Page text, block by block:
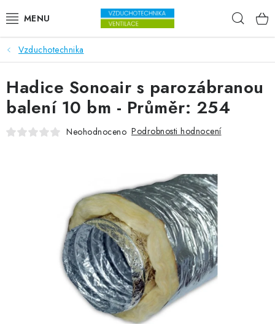
VENTILÁTORY
VZDUCHOTECHNIKA
REKUPERACE
ODVLHČOVAČE
ZVLHČOVAČE VZDUCHU PRŮMYSLOVÉ
NAHŘÍVACÍ POLŠTÁŘEK S LÁVOVÝM PÍSKEM
Vzduchotechnika
Hadice Sonoair s parozábranou
balení 10 bm - Průměr: 254
Neohodnoceno Podrobnosti hodnocení